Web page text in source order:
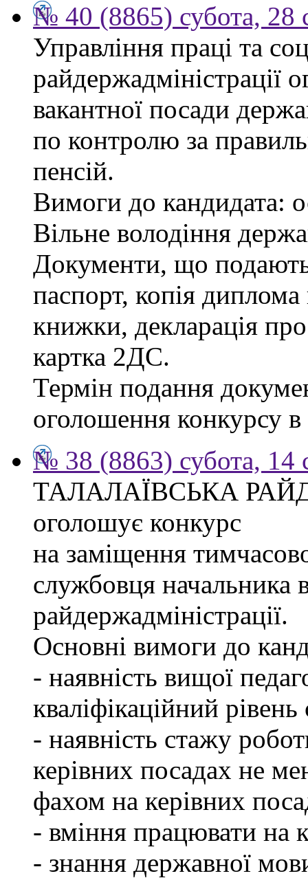
№ 40 (8865) субота, 28
Управління праці та
райдержадміністрації
вакантної посади
по контролю за
пенсій.
Вимоги до кандидата:
Вільне володіння
Документи, що
паспорт, копія диплома
книжки, декларація
картка 2ДС.
Термін подання
оголошення конкурсу в
№ 38 (8863) субота, 14
ТАЛАЛАЇВСЬКА
оголошує конкурс
на заміщення
службовця начальника
райдержадміністрації.
Основні вимоги до
- наявність вищої
кваліфікаційний рівень
- наявність стажу
керівних посадах не
фахом на керівних
- вміння працювати на
- знання державної